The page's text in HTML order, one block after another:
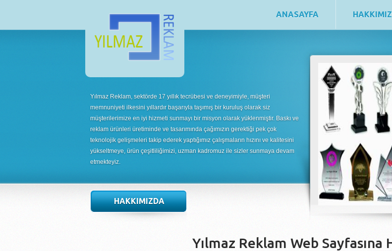
ANASAYFA
Yılmaz Reklam, sektörde 17 yıllık tecrübesi ve deneyimiyle, müşteri
memnuniyeti ilkesini yıllardır başarıyla taşımış bir kuruluş olarak siz
müşterilerimize en iyi hizmeti sunmayı bir misyon olarak yüklenmiştir. Baskı ve
reklam ürünleri üretiminde ve tasarımında çağımızın gerektiği pek çok
teknolojik gelişmeleri takip ederek yaptığımız çalışmaların hızını ve kalitesini
yükseltmeye, ürün çeşitliliğimizi, uzman kadromuz ile sizler sunmaya devam
etmekteyiz.
HAKKIMIZDA
Yılmaz Reklam Web Sayfasına